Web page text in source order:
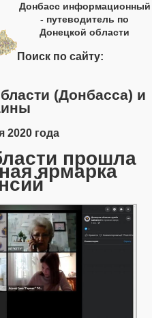
Донбасс информационный
- путеводитель по
Донецкой области
Поиск по сайту:
(Донбасса) и
2020 года
прошла
ярмарка